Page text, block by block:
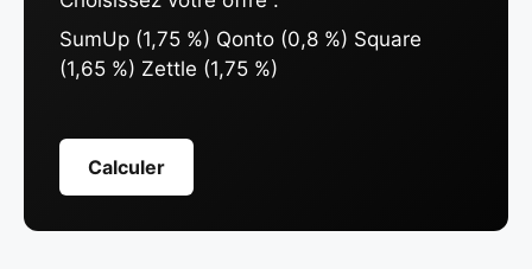
SumUp (1,75 %) Qonto (0,8 %) Square
(1,65 %) Zettle (1,75 %)
Calculer